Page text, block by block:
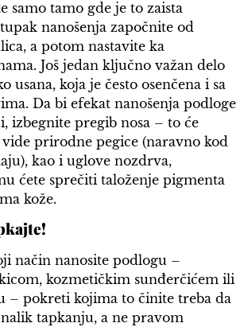
samo tamo gde je to zaista
nanošenja započnite od
a potom nastavite ka
Još jedan ključno važan delo
usana, koja je često osenčena i sa
Da bi efekat nanošenja podloge
izbegnite pregib nosa – to će
prirodne pegice (naravno kod
kao i uglove nozdrva,
ćete sprečiti taloženje pigmenta
kože.
način nanosite podlogu –
kozmetičkim sunđerčićem ili
– pokreti kojima to činite treba da
tapkanju, a ne pravom